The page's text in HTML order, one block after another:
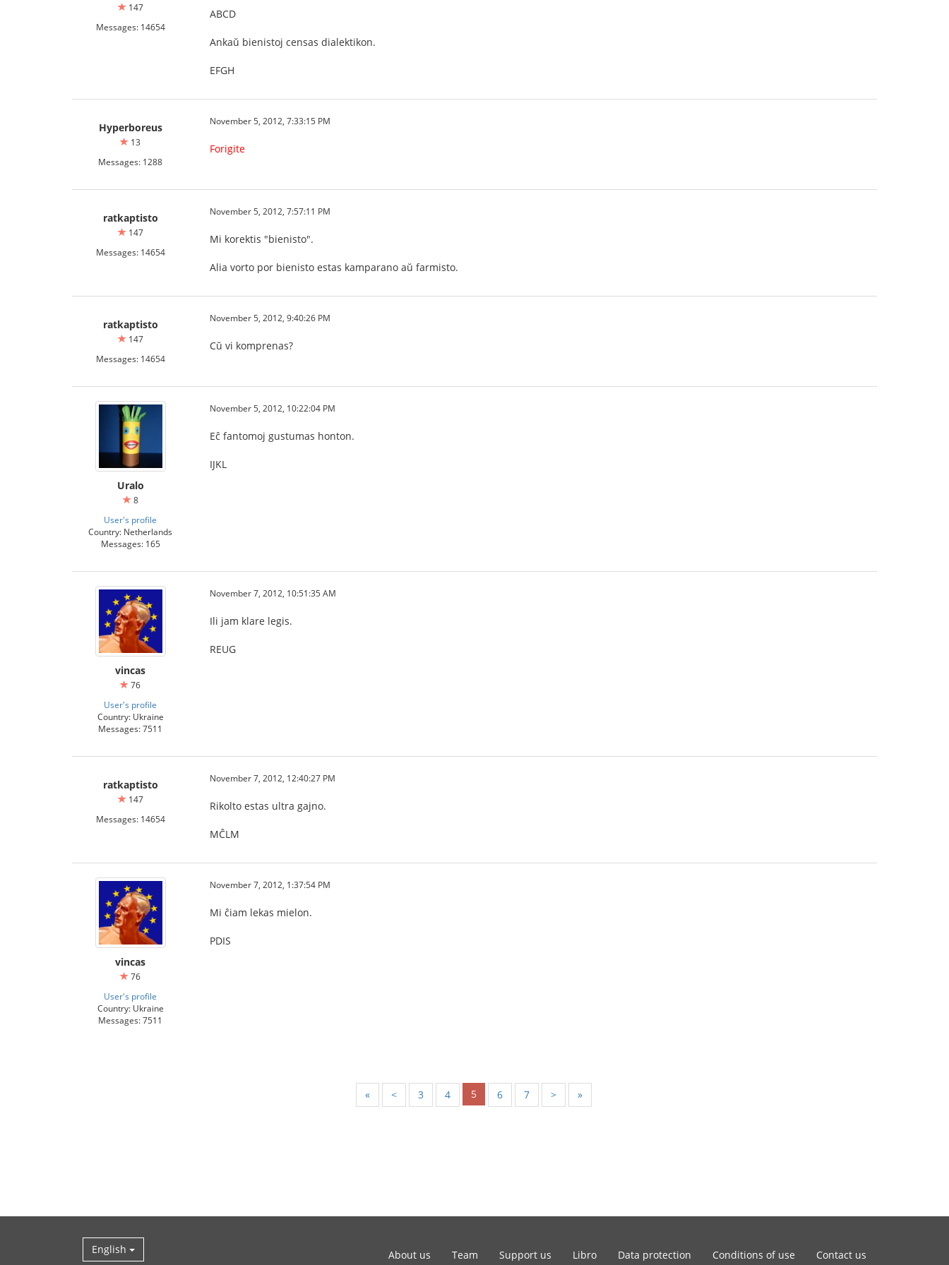
147
Messages: 14654
ABCD
Ankaŭ bienistoj censas dialektikon.
EFGH
Hyperboreus
13
Messages: 1288
November 5, 2012, 7:33:15 PM
Forigite
ratkaptisto
147
Messages: 14654
November 5, 2012, 7:57:11 PM
Mi korektis "bienisto".
Alia vorto por bienisto estas kamparano aŭ farmisto.
ratkaptisto
147
Messages: 14654
November 5, 2012, 9:40:26 PM
Cŭ vi komprenas?
Uralo
8
User's profile
Country: Netherlands
Messages: 165
November 5, 2012, 10:22:04 PM
Eĉ fantomoj gustumas honton.
IJKL
vincas
76
User's profile
Country: Ukraine
Messages: 7511
November 7, 2012, 10:51:35 AM
Ili jam klare legis.
REUG
ratkaptisto
147
Messages: 14654
November 7, 2012, 12:40:27 PM
Rikolto estas ultra gajno.
MĈLM
vincas
76
User's profile
Country: Ukraine
Messages: 7511
November 7, 2012, 1:37:54 PM
Mi ĉiam lekas mielon.
PDIS
« < 3 4 5 6 7 > »
English About us Team Support us Libro Data protection Conditions of use Contact us